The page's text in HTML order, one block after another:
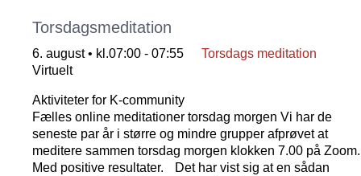
Torsdagsmeditation
6. august • kl.07:00 - 07:55
Torsdags meditation
Virtuelt
Aktiviteter for K-community
Fælles online meditationer torsdag morgen Vi har de
seneste par år i større og mindre grupper afprøvet at
meditere sammen torsdag morgen klokken 7.00 på Zoom.
Med positive resultater. Det har vist sig at en sådan